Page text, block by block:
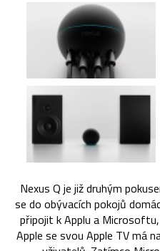
Nexus Q je již druhým
se do obývacích pokojů
připojit k Applu a
Apple se svou Apple TV má